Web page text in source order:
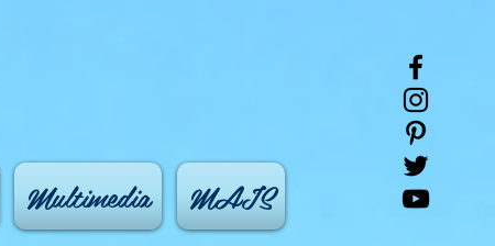
Multimedia MAIS